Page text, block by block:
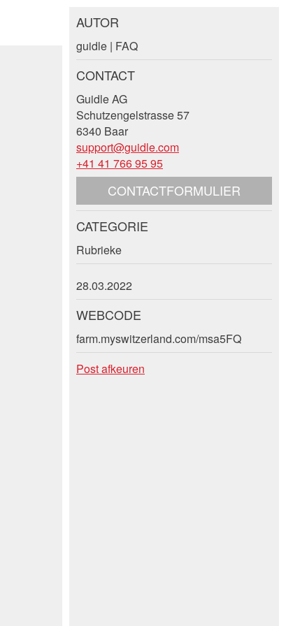
AUTOR
guidle | FAQ
CONTACT
Guidle AG
Schutzengelstrasse 57
6340 Baar
support@guidle.com
+41 41 766 95 95
CONTACTFORMULIER
CATEGORIE
Rubrieke
28.03.2022
WEBCODE
farm.myswitzerland.com/msa5FQ
Post afkeuren